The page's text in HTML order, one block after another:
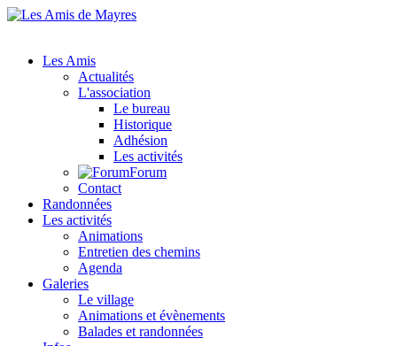
Les Amis
Actualités
L'association
Le bureau
Historique
Adhésion
Les activités
Forum
Contact
Randonnées
Les activités
Animations
Entretien des chemins
Agenda
Galeries
Le village
Animations et évènements
Balades et randonnées